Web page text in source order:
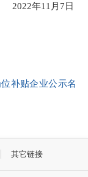
年11月7日
补贴企业公示名
其它链接